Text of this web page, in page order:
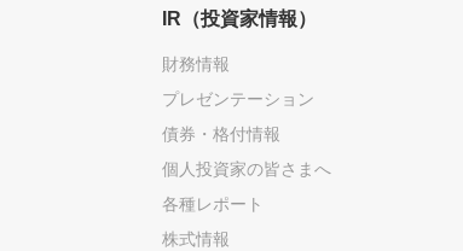
IR（投資家情報）
財務情報
プレゼンテーション
債券・格付情報
個人投資家の皆さまへ
各種レポート
株式情報